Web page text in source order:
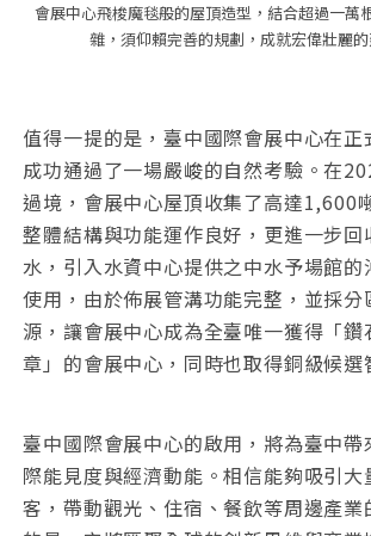
會展中心飛梭魔毯般的屋頂造型，結合超過一萬
雜，須仰賴完善的規劃，成就宏偉壯麗的
值得一提的是，臺中國際會展中心在
成功通過了一場嚴峻的自然考驗。在
過境，會展中心屋頂收集了高達1,600
整體結構與功能運作良好，更進一步回
水，引入水資中心提供之中水予場館的
使用，由於佈展管溝功能完整，並採分
源，讓會展中心成為全臺唯一獲得「鑽
章」的會展中心，同時也取得銅級候選
臺中國際會展中心的啟用，將為臺中帶
際能見度與經濟動能。相信能夠吸引大
客，帶動觀光、住宿、餐飲等周邊產